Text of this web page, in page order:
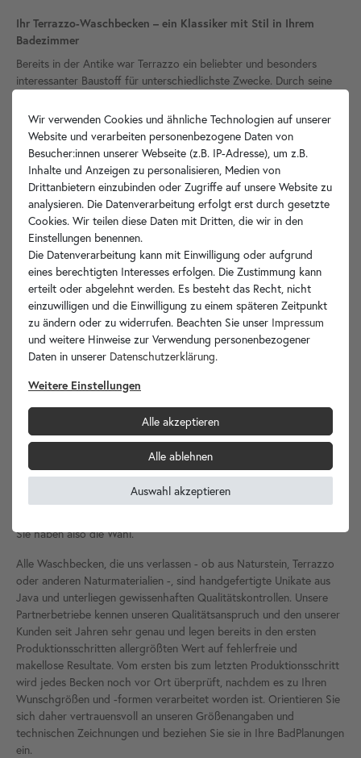
Ihr Terrazzo-Waschbecken – ein Klassiker mit Stil in Ihrem
Badezimmer
Bereits in der Antike war Terrazzo ein beliebter und besonders
interessanter Baustoff für unterschiedlichste Zwecke. Durch seine
Fußbodenbelag bewährt und wird bis heute vielseitig eingesetzt.
Durch seine Eigenschaften eignet sich Terrazzo daher auch ganz
hervorragend für die Herstellung von Waschbecken. Das Material
ist leichter als andere
Steinwaschbecken
und wird in einem
besonderen Verfahren hergestellt. Mit einem Terrazzo Waschbecken
geben Sie Ihrem
Bad in jedem Fall eine außergewöhnliche Note und
treffen eine Wahl, die alles andere als alltäglich ist.
Terrazzo Waschbecken entstehen in einem speziellen
Verfahren und erfüllen hohe Qualitätsansprüche
Waschbecken aus Terrazzo werden in einem besonderen, sehr
aufwendigen Verfahren von Hand hergestellt. Die Zutaten unserer
Terrazzo Waschschalen bestehen aus Zement, gemahlenen
Marmorstücken, Kalk aus abgeschliffenen Marmorstücken,
außerdem aus größeren Marmorbruchstücken und schließlich noch
aus Wasser.
In der Produktion werden alle Bestandteile miteinander vermischt,
ehe diese Mischung in eine Form gegossen und dann getrocknet
wird. Im Anschluss wird die getrocknete Masse aus der Form
geschält und für 24 Stunden in Wasser getränkt. Danach wird die
farblich bestimmt. Je nach Wahl der beigemischten Gesteinsart(en)
Sie haben also die Wahl.
Alle Waschbecken, die uns verlassen - ob aus Naturstein, Terrazzo
oder anderen Naturmaterialien -, sind handgefertigte Unikate aus
Java und unterliegen gewissenhaften Qualitätskontrollen. Unsere
Partnerbetriebe kennen unseren Qualitätsanspruch und den unserer
Kunden seit Jahren sehr genau und legen bereits in den ersten
Produktionsschritten allergrößten Wert auf fehlerfreie und
makellose Resultate. Vom ersten bis zum letzten Produktionsschritt
wird jedes Becken noch vor Ort überprüft, nachdem es zu Ihren
Wunschgrößen und -formen verarbeitet worden ist. Orientieren Sie
sich daher vertrauensvoll an unseren Größenangaben und
technischen Zeichnungen und beziehen Sie sie in Ihre BadPlanungen
ein.
Wir verwenden Cookies und ähnliche Technologien auf unserer
Website und verarbeiten personenbezogene Daten von
Besucher:innen unserer Webseite (z.B. IP-Adresse), um z.B.
Inhalte und Anzeigen zu personalisieren, Medien von
Drittanbietern einzubinden oder Zugriffe auf unsere Website zu
analysieren. Die Datenverarbeitung erfolgt erst durch gesetzte
Cookies. Wir teilen diese Daten mit Dritten, die wir in den
Einstellungen benennen.
Die Datenverarbeitung kann mit Einwilligung oder aufgrund
eines berechtigten Interesses erfolgen. Die Zustimmung kann
erteilt oder abgelehnt werden. Es besteht das Recht, nicht
einzuwilligen und die Einwilligung zu einem späteren Zeitpunkt
zu ändern oder zu widerrufen. Beachten Sie unser Impressum
und weitere Hinweise zur Verwendung personenbezogener
Daten in unserer Daten­schutz­erklärung.
Weitere Einstellungen
Alle akzeptieren
Alle ablehnen
Auswahl akzeptieren